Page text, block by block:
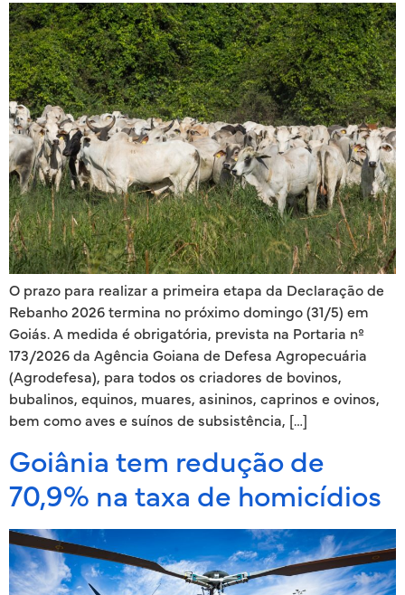
O prazo para realizar a primeira etapa da Declaração de
Rebanho 2026 termina no próximo domingo (31/5) em
Goiás. A medida é obrigatória, prevista na Portaria nº
173/2026 da Agência Goiana de Defesa Agropecuária
(Agrodefesa), para todos os criadores de bovinos,
bubalinos, equinos, muares, asininos, caprinos e ovinos,
bem como aves e suínos de subsistência, […]
Goiânia tem redução de
70,9% na taxa de homicídios